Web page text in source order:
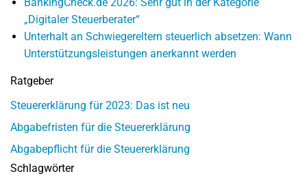
„Digitaler Steuerberater“
Unterhalt an Schwiegereltern steuerlich absetzen: Wann
Unterstützungsleistungen anerkannt werden
Ratgeber
Steuererklärung für 2023: Das ist neu
Abgabefristen für die Steuererklärung
Abgabepflicht für die Steuererklärung
Schlagwörter